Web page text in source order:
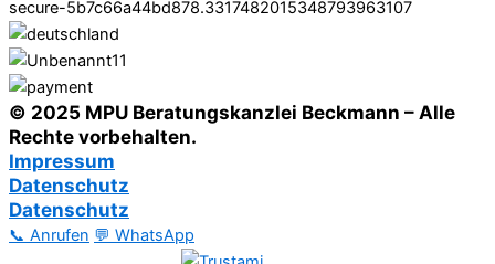
© 2025 MPU Beratungskanzlei Beckmann – Alle
Rechte vorbehalten.
Impressum
Datenschutz
Datenschutz
📞 Anrufen 💬 WhatsApp